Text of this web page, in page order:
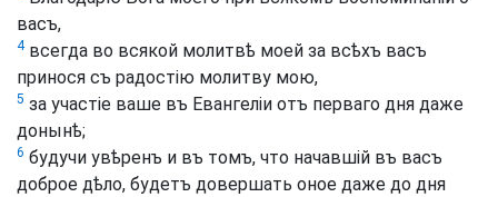
васъ,
4всегда во всякой молитвѣ моей за всѣхъ васъ
принося съ радостію молитву мою,
5 за участіе ваше въ Евангеліи отъ перваго дня даже
донынѣ;
6 будучи увѣренъ и въ томъ, что начавшій въ васъ
доброе дѣло, будетъ довершать оное даже до дня